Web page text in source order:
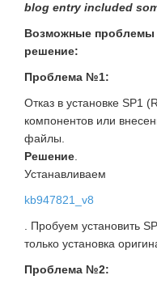
blog entry included
Возможные проблемы
решение:
Проблема №1:
Отказ в установке SP1
компонентов или
файлы.
Решение
Устанавливаем
kb947821_v8
. Пробуем установить
только установка
Проблема №2: